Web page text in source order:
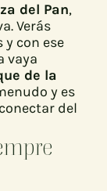
del Pan,
Verás
con ese
vaya
de la
y es
del